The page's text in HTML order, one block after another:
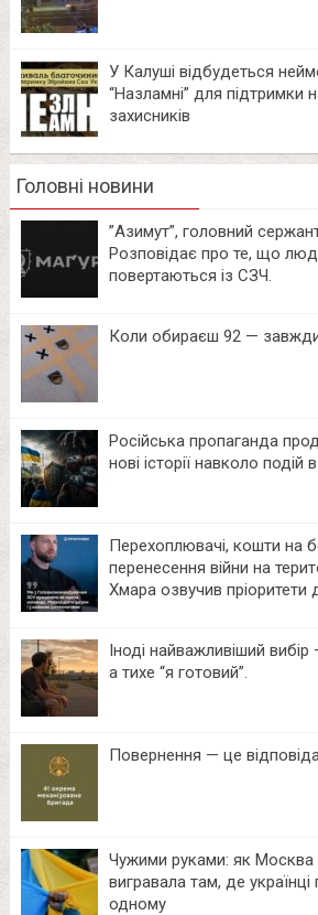
У Калуші відбудеться
“Назламні” для підтримки
захисників
Головні новини
⁨”Азимут”, головний
Розповідає про те, що
повертаються із СЗЧ.
Коли обираєш 92 —
Російська пропаганда
нові історії навколо подій в
Перехоплювачі, кошти на
перенесення війни на
Хмара озвучив пріоритети
Іноді найважливіший
а тихе “я готовий”.
Повернення — це
Чужими руками: як Москва
вигравала там, де
одному